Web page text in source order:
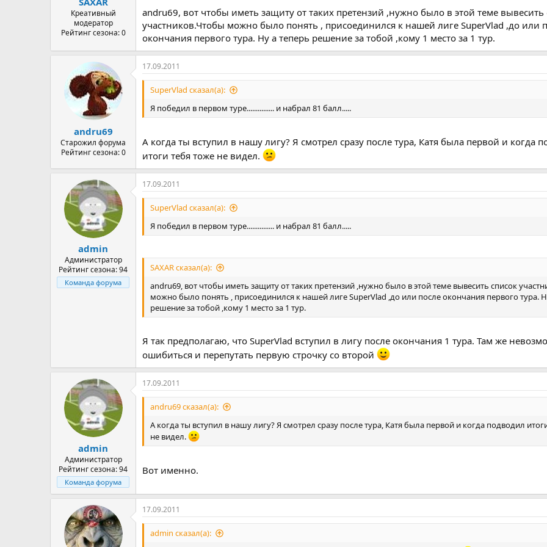
Креативный
модератор
Рейтинг сезона: 0
andru69, вот чтобы иметь защиту от таких претензий ,нужно было в этой теме вывесить
участников.Чтобы можно было понять , присоединился к нашей лиге SuperVlad ,до или
окончания первого тура. Ну а теперь решение за тобой ,кому 1 место за 1 тур.
andru69
Старожил форума
Рейтинг сезона: 0
17.09.2011
SuperVlad сказал(а):
Я победил в первом туре............... и набрал 81 балл.....
А когда ты вступил в нашу лигу? Я смотрел сразу после тура, Катя была первой и когда
итоги тебя тоже не видел.
admin
Администратор
Рейтинг сезона: 94
Команда форума
17.09.2011
SuperVlad сказал(а):
Я победил в первом туре............... и набрал 81 балл.....
SAXAR сказал(а):
andru69, вот чтобы иметь защиту от таких претензий ,нужно было в этой теме вывесить список
можно было понять , присоединился к нашей лиге SuperVlad ,до или после окончания первого тура.
решение за тобой ,кому 1 место за 1 тур.
Я так предполагаю, что SuperVlad вступил в лигу после окончания 1 тура. Там же
ошибиться и перепутать первую строчку со второй
admin
Администратор
Рейтинг сезона: 94
Команда форума
17.09.2011
andru69 сказал(а):
А когда ты вступил в нашу лигу? Я смотрел сразу после тура, Катя была первой и когда подводил
не видел.
Вот именно.
17.09.2011
admin сказал(а):